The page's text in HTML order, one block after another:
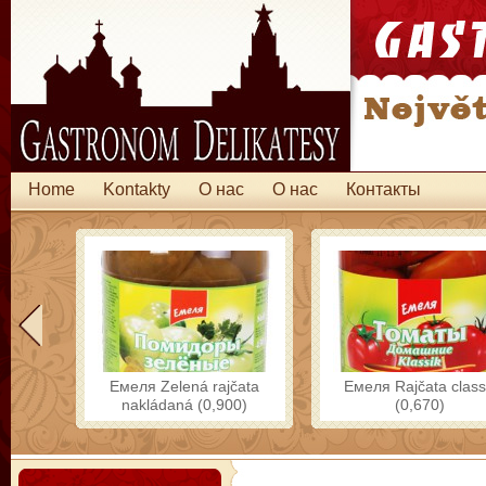
Home Kontakty O нас O нас Контакты
Емеля Zelená rajčata
nakládaná (0,900)
Емеля Rajčata
(0,670)